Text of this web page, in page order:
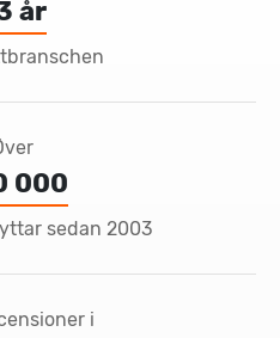
år
000
sedan 2003
i